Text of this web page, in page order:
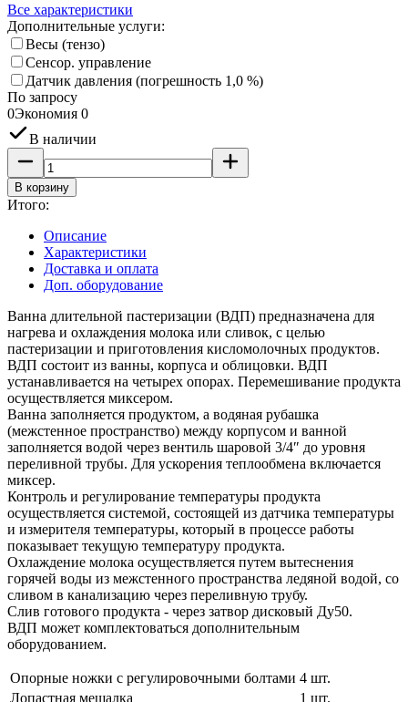
Все характеристики
Дополнительные услуги:
Весы (тензо)
Сенсор. управление
Датчик давления (погрешность 1,0 %)
По запросу
0Экономия 0
В наличии
В корзину
Итого:
Описание
Характеристики
Доставка и оплата
Доп. оборудование
Ванна длительной пастеризации (ВДП) предназначена для
нагрева и охлаждения молока или сливок, с целью
пастеризации и приготовления кисломолочных продуктов.
ВДП состоит из ванны, корпуса и облицовки. ВДП
устанавливается на четырех опорах. Перемешивание продукта
осуществляется миксером.
Ванна заполняется продуктом, а водяная рубашка
(межстенное пространство) между корпусом и ванной
заполняется водой через вентиль шаровой 3/4″ до уровня
переливной трубы. Для ускорения теплообмена включается
миксер.
Контроль и регулирование температуры продукта
осуществляется системой, состоящей из датчика температуры
и измерителя температуры, который в процессе работы
показывает текущую температуру продукта.
Охлаждение молока осуществляется путем вытеснения
горячей воды из межстенного пространства ледяной водой, со
сливом в канализацию через переливную трубу.
Слив готового продукта - через затвор дисковый Ду50.
ВДП может комплектоваться дополнительным
оборудованием.
Опорные ножки с регулировочными болтами 4 шт.
Лопастная мешалка
1 шт.